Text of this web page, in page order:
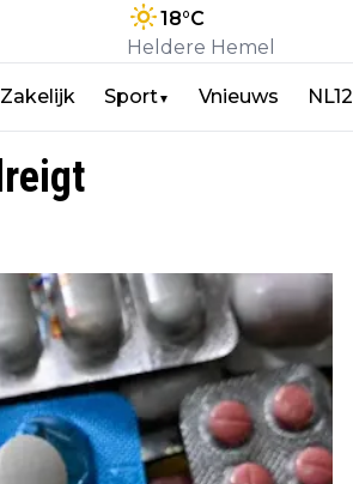
18°C
Heldere Hemel
Zakelijk Sport▼ Vnieuws NL12